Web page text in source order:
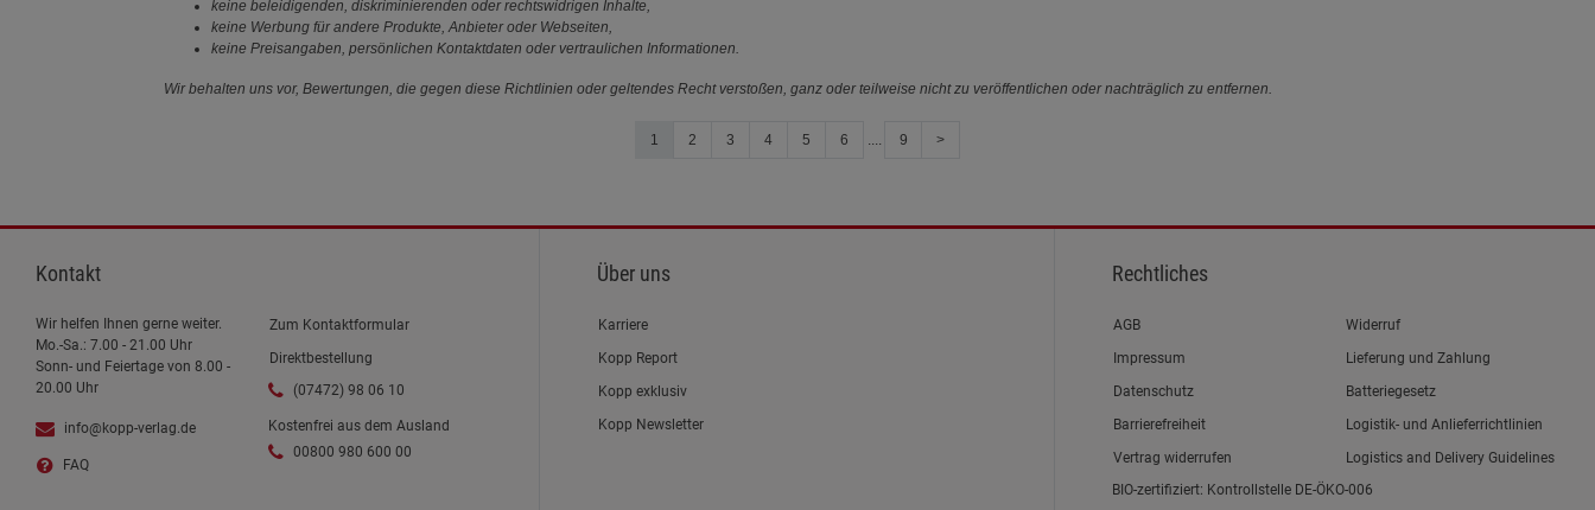
keine beleidigenden, diskriminierenden oder rechtswidrigen Inhalte,
keine Werbung für andere Produkte, Anbieter oder Webseiten,
keine Preisangaben, persönlichen Kontaktdaten oder vertraulichen Informationen.
Wir behalten uns vor, Bewertungen, die gegen diese Richtlinien oder geltendes Recht verstoßen, ganz oder teilweise nicht zu veröffentlichen oder nachträglich zu entfernen.
1 2 3 4 5 6 .... 9 >
Kontakt
Wir helfen Ihnen gerne weiter.
Mo.-Sa.: 7.00 - 21.00 Uhr
Sonn- und Feiertage von 8.00 -
20.00 Uhr
info@kopp-verlag.de
FAQ
Zum Kontaktformular
Direktbestellung
(07472) 98 06 10
Kostenfrei aus dem Ausland
00800 980 600 00
Über uns
Karriere
Kopp Report
Kopp exklusiv
Kopp Newsletter
Rechtliches
Link zum/zur
AGB
Link zum/zur
Impressum
Link zum/zur
Datenschutz
Link zum/zur
Barrierefreiheit
Vertrag widerrufen
Widerruf
Lieferung und Zahlung
Batteriegesetz
Logistik- und Anlieferrichtlinien
Logistics and Delivery Guidelines
BIO-zertifiziert: Kontrollstelle DE-ÖKO-006